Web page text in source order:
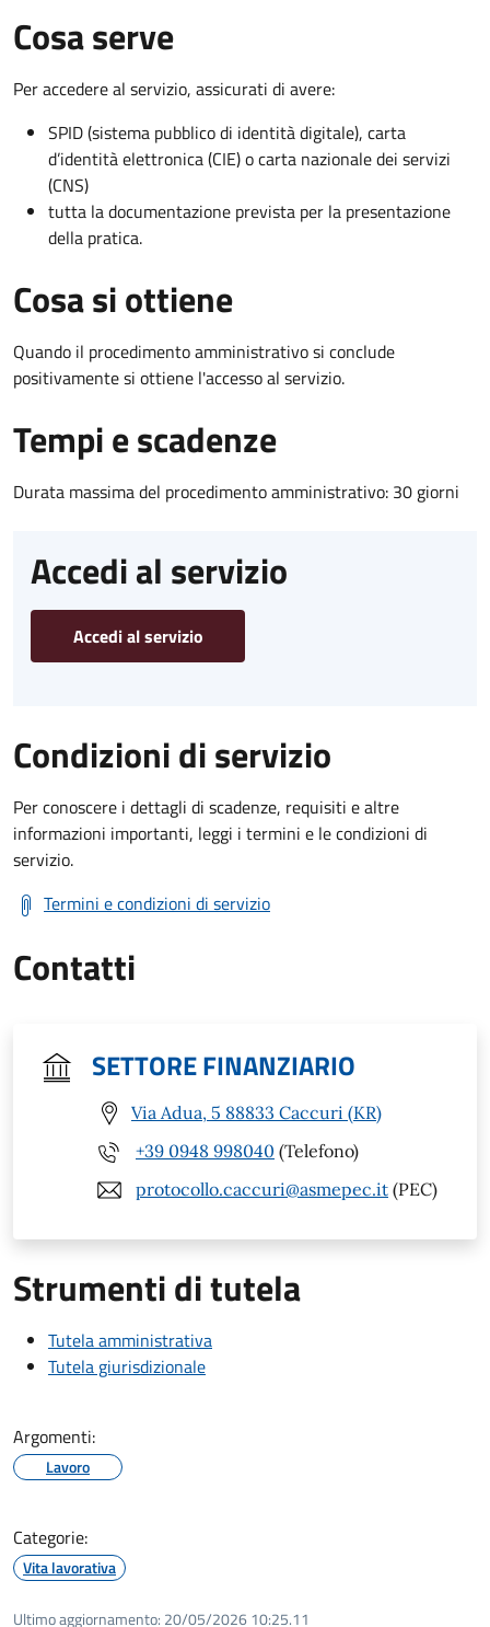
Cosa serve
Per accedere al servizio, assicurati di avere:
SPID (sistema pubblico di identità digitale), carta
d’identità elettronica (CIE) o carta nazionale dei servizi
(CNS)
tutta la documentazione prevista per la presentazione
della pratica.
Cosa si ottiene
Quando il procedimento amministrativo si conclude
positivamente si ottiene l'accesso al servizio.
Tempi e scadenze
Durata massima del procedimento amministrativo: 30 giorni
Accedi al servizio
Accedi al servizio
Condizioni di servizio
Per conoscere i dettagli di scadenze, requisiti e altre
informazioni importanti, leggi i termini e le condizioni di
servizio.
Termini e condizioni di servizio
Contatti
SETTORE FINANZIARIO
Via Adua, 5 88833 Caccuri (KR)
+39 0948 998040 (Telefono)
protocollo.caccuri@asmepec.it (PEC)
Strumenti di tutela
Tutela amministrativa
Tutela giurisdizionale
Argomenti:
Lavoro
Categorie:
Vita lavorativa
Ultimo aggiornamento: 20/05/2026 10:25.11